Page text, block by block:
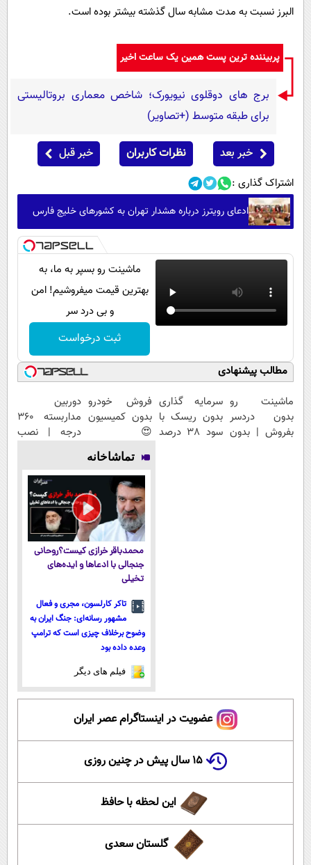
البرز نسبت به مدت مشابه سال گذشته بیشتر بوده است.
پربیننده ترین پست همین یک ساعت اخیر
برج های دوقلوی نیویورک؛ شاخص معماری بروتالیستی
برای طبقه متوسط (+تصاویر)
خبر بعد نظرات کاربران خبر قبل
اشتراک گذاری :
ادعای رویترز درباره هشدار تهران به کشورهای خلیج فارس
ماشینت رو بسپر به ما، به
بهترین قیمت میفروشیم! امن
و بی درد سر
ثبت درخواست
مطالب پیشنهادی
ماشینت رو
بدون دردسر
بفروش | بدون
سرمایه گذاری
بدون ریسک با
سود 38 درصد
فروش خودرو
بدون کمیسیون
😍
دوربین
مداربسته 360
درجه | نصب
تماشاخانه
محمدباقر خرازی کیست؟روحانی
جنجالی با ادعاها و ایده‌های
تخیلی
تاکر کارلسون، مجری و فعال
مشهور رسانه‌ای: جنگ ایران به
وضوح برخلاف چیزی است که ترامپ
وعده داده بود
فیلم های دیگر
عضویت در اینستاگرام عصر ایران
۱۵ سال پیش در چنین روزی
این لحظه با حافظ
گلستان سعدی